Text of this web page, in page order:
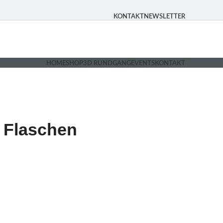
KONTAKT NEWSLETTER
HOMESHOP3D RUNDGANG EVENTS KONTAKT